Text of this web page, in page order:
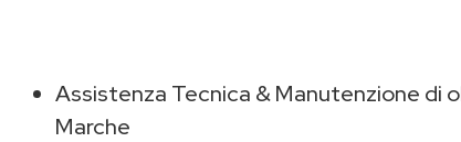
Assistenza Tecnica & Manutenzione di
Marche